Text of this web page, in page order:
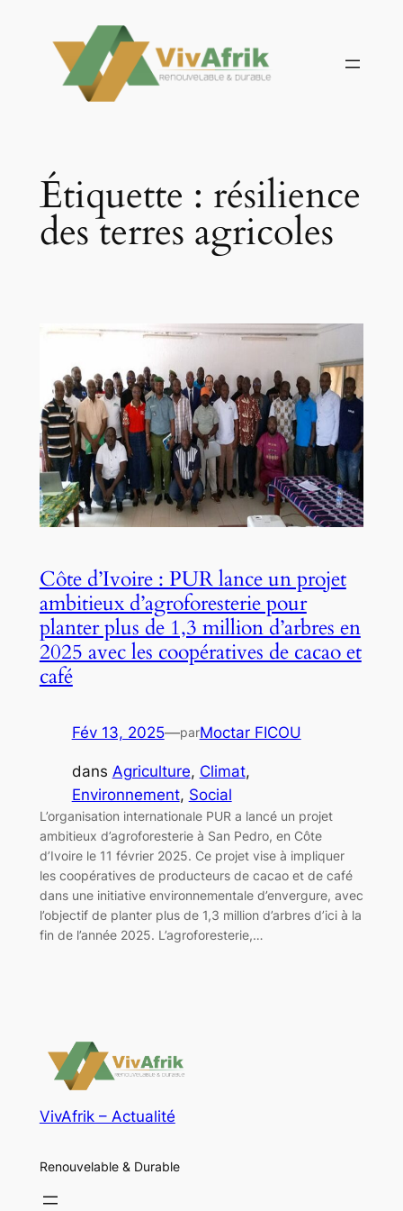
contenu
Étiquette : résilience
des terres agricoles
Côte d’Ivoire : PUR lance un projet
ambitieux d’agroforesterie pour
planter plus de 1,3 million d’arbres en
2025 avec les coopératives de cacao et
café
Fév 13, 2025—parMoctar FICOU
dans Agriculture, Climat
Environnement, Social
L’organisation internationale PUR a lancé un projet
ambitieux d’agroforesterie à San Pedro, en Côte
d’Ivoire le 11 février 2025. Ce projet vise à impliquer
les coopératives de producteurs de cacao et de café
dans une initiative environnementale d’envergure, avec
l’objectif de planter plus de 1,3 million d’arbres d’ici à la
fin de l’année 2025. L’agroforesterie,…
VivAfrik – Actualité
Renouvelable & Durable